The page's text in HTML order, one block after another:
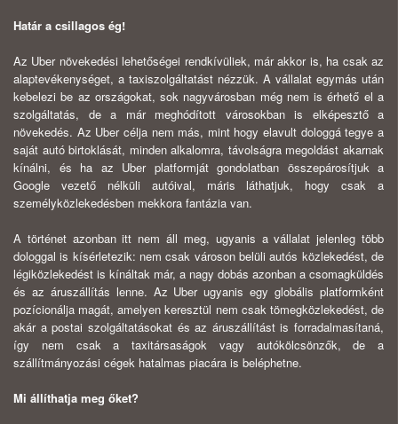
Határ a csillagos ég!
Az Uber növekedési lehetőségei rendkívüliek, már akkor is, ha csak az
alaptevékenységet, a taxiszolgáltatást nézzük. A vállalat egymás után
kebelezi be az országokat, sok nagyvárosban még nem is érhető el a
szolgáltatás, de a már meghódított városokban is elképesztő a
növekedés. Az Uber célja nem más, mint hogy elavult dologgá tegye a
saját autó birtoklását, minden alkalomra, távolságra megoldást akarnak
kínálni, és ha az Uber platformját gondolatban összepárosítjuk a
Google vezető nélküli autóival, máris láthatjuk, hogy csak a
személyközlekedésben mekkora fantázia van.
A történet azonban itt nem áll meg, ugyanis a vállalat jelenleg több
dologgal is kísérletezik: nem csak városon belüli autós közlekedést, de
légiközlekedést is kínáltak már, a nagy dobás azonban a csomagküldés
és az áruszállítás lenne. Az Uber ugyanis egy globális platformként
pozícionálja magát, amelyen keresztül nem csak tömegközlekedést, de
akár a postai szolgáltatásokat és az áruszállítást is forradalmasítaná,
így nem csak a taxitársaságok vagy autókölcsönzők, de a
szállítmányozási cégek hatalmas piacára is beléphetne.
Mi állíthatja meg őket?